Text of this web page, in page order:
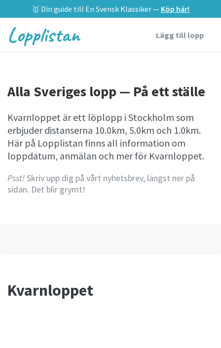
🥇 Din guide till En Svensk Klassiker — Köp här!
Lopplistan Lägg till lopp
Alla Sveriges lopp — På ett ställe
Kvarnloppet är ett löplopp i Stockholm som
erbjuder distanserna 10.0km, 5.0km och 1.0km.
Här på Lopplistan finns all information om
loppdatum, anmälan och mer för Kvarnloppet.
Psst!Skriv upp dig på vårt nyhetsbrev, längst ner på
sidan. Det blir grymt!
Kvarnloppet